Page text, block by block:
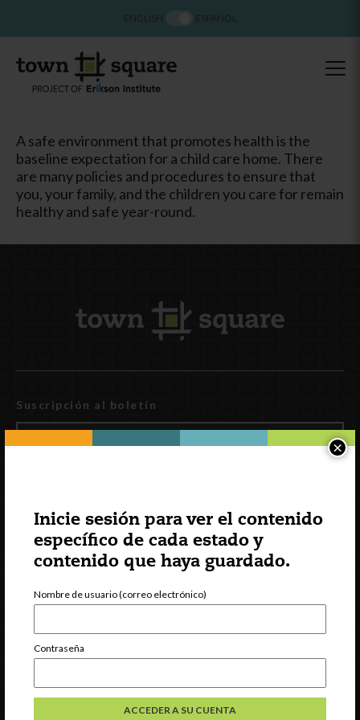
Inicie sesión para ver el contenido
específico de cada estado y
contenido que haya guardado.
Nombre de usuario (correo electrónico)
Contraseña
×
A safe environment that promotes health is the
baseline expectation for a child care home. There
are many policies and procedures to ensure that
you, your family, and the children you care for remain
healthy and safe year-round.
Suscripción al boletín
Gateways
ExceleRate
English(Inglés)
ENGLISH ESPAÑOL